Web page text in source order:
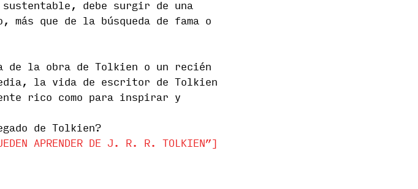
debe surgir de una
que de la búsqueda de fama o
de la obra de Tolkien o un recién
la vida de escritor de Tolkien
rico como para inspirar y
de Tolkien?
APRENDER DE J. R. R. TOLKIEN”]